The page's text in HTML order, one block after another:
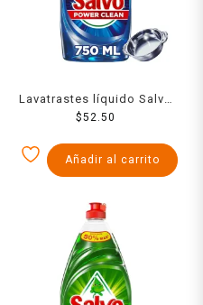
Lavatrastes líquido Salvo
Power Clean 750 ml
$52.50
Añadir al carrito